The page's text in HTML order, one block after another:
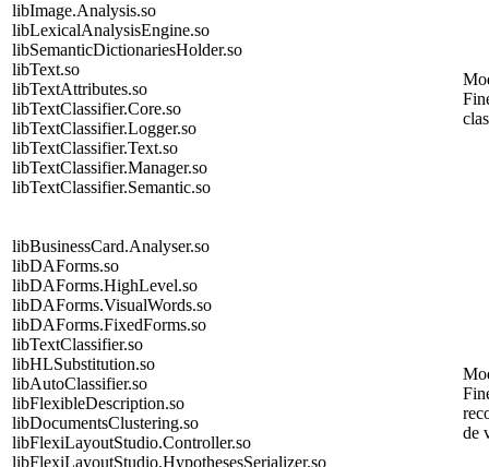
libImage.Analysis.so
libLexicalAnalysisEngine.so
libSemanticDictionariesHolder.so
libText.so
libTextAttributes.so
libTextClassifier.Core.so
libTextClassifier.Logger.so
libTextClassifier.Text.so
libTextClassifier.Manager.so
libTextClassifier.Semantic.so
libBusinessCard.Analyser.so
libDAForms.so
libDAForms.HighLevel.so
libDAForms.VisualWords.so
libDAForms.FixedForms.so
libTextClassifier.so
libHLSubstitution.so
libAutoClassifier.so
libFlexibleDescription.so
libDocumentsClustering.so
libFlexiLayoutStudio.Controller.so
libFlexiLayoutStudio.HypothesesSerializer.so
de